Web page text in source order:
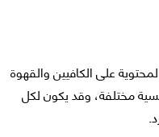
على الكافيين والقهوة
مختلفة، وقد يكون لكل